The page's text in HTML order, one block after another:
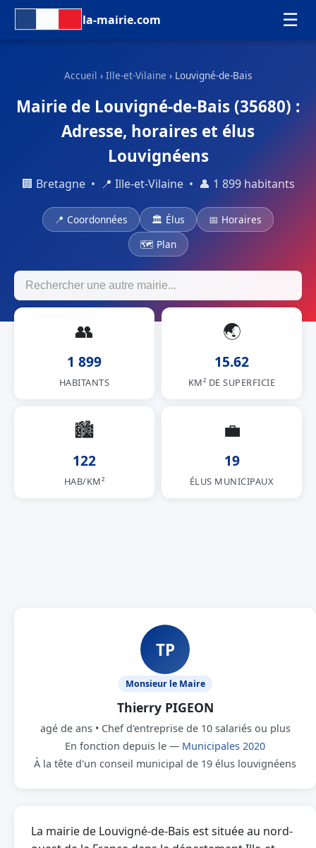
la-mairie.com ☰
Accueil › Ille-et-Vilaine › Louvigné-de-Bais
Mairie de Louvigné-de-Bais (35680) :
Adresse, horaires et élus
Louvignéens
🏢 Bretagne • 📍 Ille-et-Vilaine • 👤 1 899 habitants
📍 Coordonnées 🏛 Élus
📅 Horaires
🗺 Plan
👥
1 899
HABITANTS
🌏
15.62
KM² DE SUPERFICIE
🏙
122
HAB/KM²
💼
19
ÉLUS MUNICIPAUX
TP
Monsieur le Maire
Thierry PIGEON
agé de ans • Chef d'entreprise de 10 salariés ou plus
En fonction depuis le — Municipales 2020
À la tête d'un conseil municipal de 19 élus louvignéens
La mairie de Louvigné-de-Bais est située au nord-